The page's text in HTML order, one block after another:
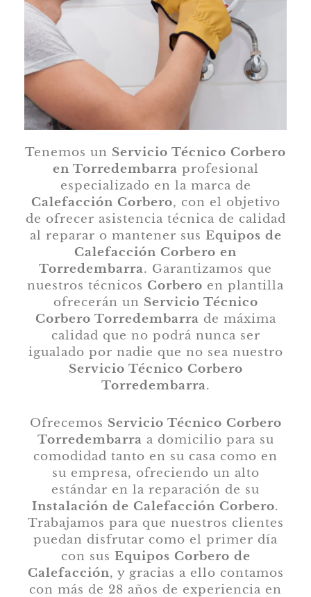
Tenemos un Servicio Técnico Corbero
en Torredembarra profesional
especializado en la marca de
Calefacción Corbero, con el objetivo
de ofrecer asistencia técnica de calidad
al reparar o mantener sus Equipos de
Calefacción Corbero en
Torredembarra. Garantizamos que
nuestros técnicos Corbero en plantilla
ofrecerán un Servicio Técnico
Corbero Torredembarra de máxima
calidad que no podrá nunca ser
igualado por nadie que no sea nuestro
Servicio Técnico Corbero
Torredembarra.
Ofrecemos Servicio Técnico Corbero
Torredembarra a domicilio para su
comodidad tanto en su casa como en
su empresa, ofreciendo un alto
estándar en la reparación de su
Instalación de Calefacción Corbero.
Trabajamos para que nuestros clientes
puedan disfrutar como el primer día
con sus Equipos Corbero de
Calefacción, y gracias a ello contamos
con más de 28 años de experiencia en